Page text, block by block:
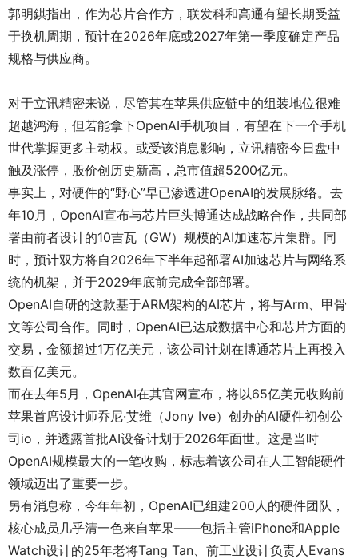
郭明錤指出，作为芯片合作方，联发科和高通有望长期受益
于换机周期，预计在2026年底或2027年第一季度确定产品
规格与供应商。
对于立讯精密来说，尽管其在苹果供应链中的组装地位很难
超越鸿海，但若能拿下OpenAI手机项目，有望在下一个手机
世代掌握更多主动权。或受该消息影响，立讯精密今日盘中
触及涨停，股价创历史新高，总市值超5200亿元。
事实上，对硬件的“野心”早已渗透进OpenAI的发展脉络。去
年10月，OpenAI宣布与芯片巨头博通达成战略合作，共同部
署由前者设计的10吉瓦（GW）规模的AI加速芯片集群。同
时，预计双方将自2026年下半年起部署AI加速芯片与网络系
统的机架，并于2029年底前完成全部部署。
OpenAI自研的这款基于ARM架构的AI芯片，将与Arm、甲骨
文等公司合作。同时，OpenAI已达成数据中心和芯片方面的
交易，金额超过1万亿美元，该公司计划在博通芯片上再投入
数百亿美元。
而在去年5月，OpenAI在其官网宣布，将以65亿美元收购前
苹果首席设计师乔尼·艾维（Jony Ive）创办的AI硬件初创公
司io，并透露首批AI设备计划于2026年面世。这是当时
OpenAI规模最大的一笔收购，标志着该公司在人工智能硬件
领域迈出了重要一步。
另有消息称，今年年初，OpenAI已组建200人的硬件团队，
核心成员几乎清一色来自苹果——包括主管iPhone和Apple
Watch设计的25年老将Tang Tan、前工业设计负责人Evans